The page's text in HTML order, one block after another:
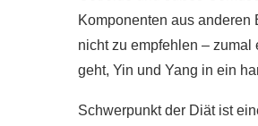
Komponenten aus
nicht zu empfehlen –
geht, Yin und Yang in ein
Schwerpunkt der Diät ist